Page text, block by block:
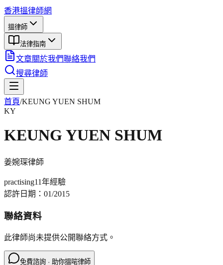
香港搵律師網
搵律師
法律指南
文章關於我們聯絡我們
搜尋律師
首頁/KEUNG YUEN SHUM
KY
KEUNG YUEN SHUM
姜婉琛律師
practising11年經驗
認許日期： 01/2015
聯絡資料
此律師尚未提供公開聯絡方式。
免費諮詢 · 助你搵啱律師